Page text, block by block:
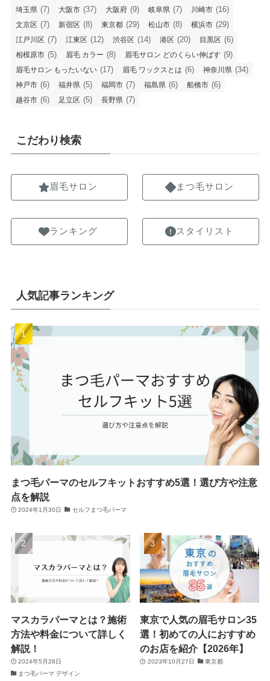
埼玉県 (7) 大阪市 (37) 大阪府 (9) 岐阜県 (7) 川崎市 (16)
文京区 (7) 新宿区 (8) 東京都 (29) 松山市 (8) 横浜市 (29)
江戸川区 (7) 江東区 (12) 渋谷区 (14) 港区 (20) 目黒区 (6)
相模原市 (5) 眉毛 カラー (8) 眉毛サロン どのくらい伸ばす (9)
眉毛サロン もったいない (17) 眉毛 ワックスとは (6) 神奈川県 (34)
神戸市 (6) 福井県 (5) 福岡市 (7) 福島県 (6) 船橋市 (6)
越谷市 (6) 足立区 (5) 長野県 (7)
こだわり検索
眉毛サロン
ランキング
まつ毛サロン
スタイリスト
人気記事ランキング
まつ毛パーマのセルフキットおすすめ5選！選び方や注意
点を解説
2024年1月30日 セルフまつ毛パーマ
マスカラパーマとは？施術
方法や料金について詳しく
解説！
2024年5月28日
まつ毛パーマ デザイン
東京で人気の眉毛サロン35
選！初めての人におすすめ
のお店を紹介【2026年】
2023年10月27日 東京都